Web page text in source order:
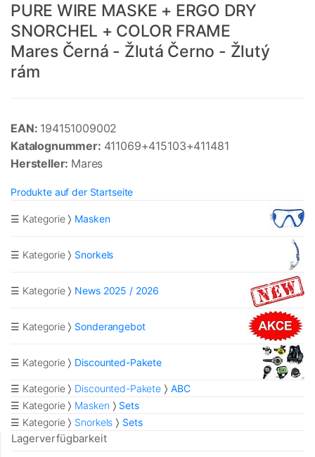
PURE WIRE MASKE + ERGO DRY
SNORCHEL + COLOR FRAME
Mares Černá - Žlutá Černo - Žlutý
rám
EAN: 194151009002
Katalognummer: 411069+415103+411481
Hersteller: Mares
Produkte auf der Startseite
☰ Kategorie Masken
☰ Kategorie Snorkels
☰ Kategorie News 2025 / 2026
☰ Kategorie Sonderangebot
☰ Kategorie Discounted-Pakete
☰ Kategorie Discounted-Pakete
ABC
☰ Kategorie
Masken
Sets
☰ Kategorie
Snorkels Sets
Lagerverfügbarkeit